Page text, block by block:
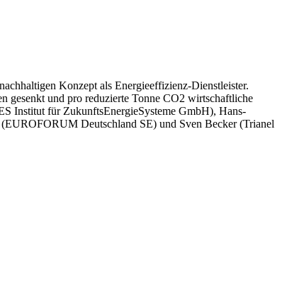
Konzept als Energieeffizienz-Dienstleister.
gesenkt und pro reduzierte Tonne CO2 wirtschaftliche
Institut für ZukunftsEnergieSysteme GmbH), Hans-
Deutschland SE) und Sven Becker (Trianel